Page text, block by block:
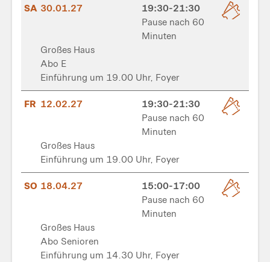
SA 30.01.27
19:30-21:30
Pause nach 60
Minuten
Großes Haus
Abo E
Einführung um 19.00 Uhr, Foyer
FR 12.02.27
19:30-21:30
Pause nach 60
Minuten
Großes Haus
Einführung um 19.00 Uhr, Foyer
SO 18.04.27
15:00-17:00
Pause nach 60
Minuten
Großes Haus
Abo Senioren
Einführung um 14.30 Uhr, Foyer